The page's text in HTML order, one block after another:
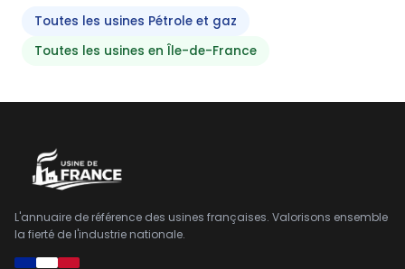
Toutes les usines Pétrole et gaz
Toutes les usines en Île-de-France
L'annuaire de référence des usines françaises. Valorisons ensemble
la fierté de l'industrie nationale.